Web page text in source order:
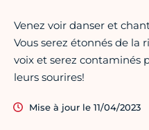
Venez voir danser et
Vous serez étonnés de la
voix et serez contaminés
leurs sourires!
Mise à jour le 11/04/2023